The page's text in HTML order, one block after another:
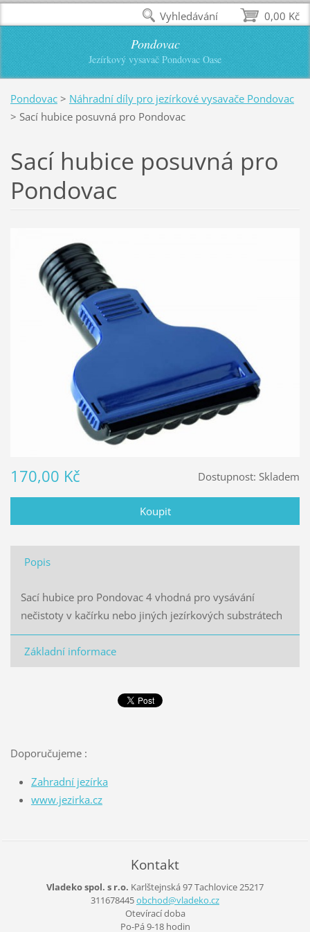
Pondovac
Jezírkový vysavač Pondovac Oase
Pondovac > Náhradní díly pro jezírkové vysavače Pondovac
> Sací hubice posuvná pro Pondovac
Sací hubice posuvná pro
Pondovac
Dostupnost: Skladem
170,00 Kč
Popis
Sací hubice pro Pondovac 4 vhodná pro vysávání
nečistoty v kačírku nebo jiných jezírkových substrátech
Základní informace
Doporučujeme :
Zahradní jezírka
www.jezirka.cz
Kontakt
Vladeko spol. s r.o. Karlštejnská 97Tachlovice25217
311678445obchod@vladeko.cz
Otevírací doba
Po-Pá 9-18 hodin
0,00 Kč
Vyhledávání